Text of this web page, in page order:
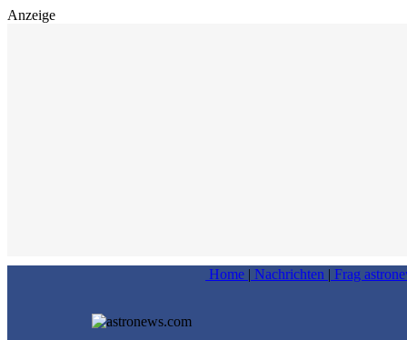
Anzeige
Home | Nachrichten | Frag